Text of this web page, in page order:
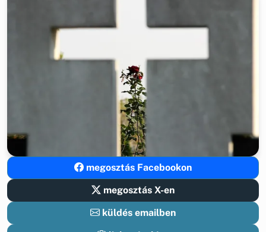
megosztás Facebookon
megosztás X-en
küldés emailben